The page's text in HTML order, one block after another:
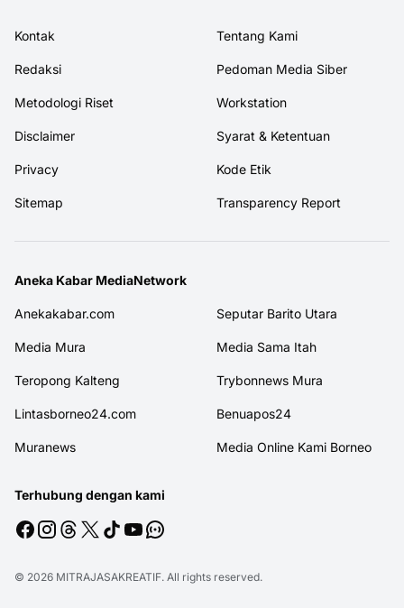
Kontak Tentang Kami
Redaksi Pedoman Media Siber
Metodologi Riset Workstation
Disclaimer Syarat & Ketentuan
Privacy Kode Etik
Sitemap Transparency Report
Aneka Kabar MediaNetwork
Anekakabar.com Seputar Barito Utara
Media Mura Media Sama Itah
Teropong Kalteng Trybonnews Mura
Lintasborneo24.com Benuapos24
Muranews Media Online Kami Borneo
Terhubung dengan kami
© 2026 MITRAJASAKREATIF. All rights reserved.